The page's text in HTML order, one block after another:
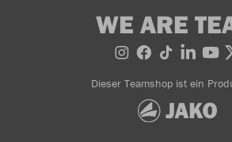
WE ARE
Dieser Teamshop ist ein